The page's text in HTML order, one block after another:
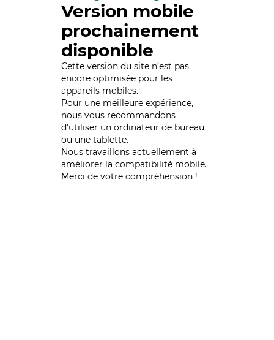
Version mobile
prochainement
disponible
Cette version du site n’est pas
encore optimisée pour les
appareils mobiles.
Pour une meilleure expérience,
nous vous recommandons
d'utiliser un ordinateur de bureau
ou une tablette.
Nous travaillons actuellement à
améliorer la compatibilité mobile.
Merci de votre compréhension !